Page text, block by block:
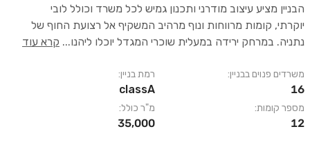
הבניין מציע עיצוב מודרני ותכנון גמיש לכל משרד וכולל לובי
יוקרתי, קומות מרווחות ונוף מרהיב המשקיף אל רצועת החוף של
נתניה. במרחק ירידה במעלית שוכרי המגדל יוכלו ליהנו... קרא עוד
משרדים פנוים בבניין:
16
מספר קומות:
12
רמת בניין:
classA
מ"ר כולל:
35,000